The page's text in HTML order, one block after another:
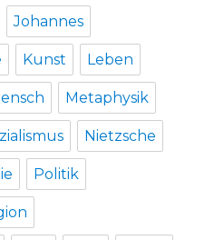
Johannes
Kunst Leben
Metaphysik
Nietzsche
Politik